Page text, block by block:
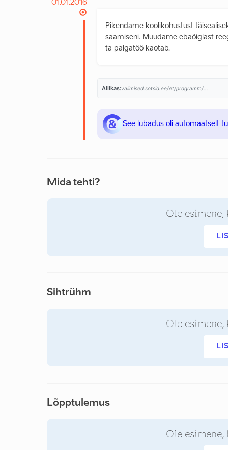
01.01.2016
Pikendame koolikohustust
saamiseni. Muudame ebaõiglast
ta palgatöö kaotab.
Allikas:valimised.sotsid.ee/et/programm/...
See lubadus oli automaatselt
Mida tehti?
Ole esimene,
Sihtrühm
Ole esimene,
Lõpptulemus
Ole esimene,